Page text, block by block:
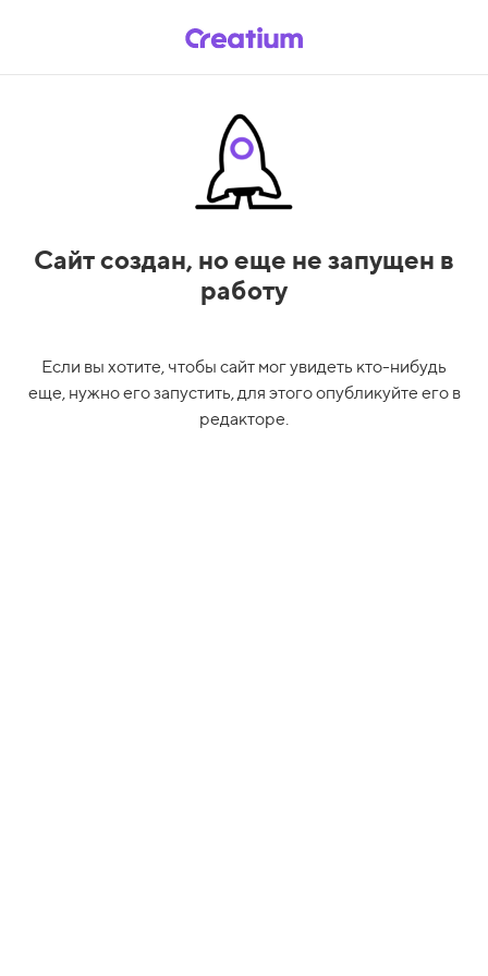
Сайт создан, но еще не запущен в
работу
Если вы хотите, чтобы сайт мог увидеть кто-нибудь
еще, нужно его запустить, для этого опубликуйте его в
редакторе.